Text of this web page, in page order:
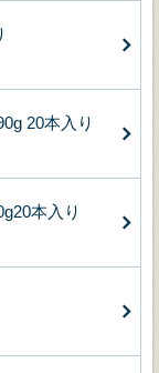
20本入り
本入り